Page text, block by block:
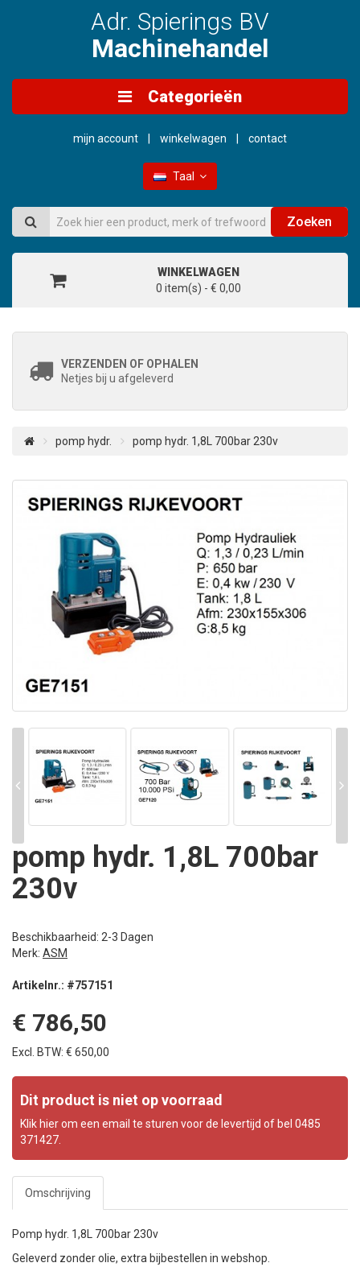
Adr. Spierings BV
Machinehandel
Categorieën
mijn account winkelwagen contact
Taal
Zoeken
WINKELWAGEN
0 item(s) - € 0,00
VERZENDEN OF OPHALEN
Netjes bij u afgeleverd
pomp hydr. pomp hydr. 1,8L 700bar 230v
pomp hydr. 1,8L 700bar
230v
Beschikbaarheid: 2-3 Dagen
Merk: ASM
Artikelnr.: #757151
€ 786,50
Excl. BTW: € 650,00
Dit product is niet op voorraad
Klik hier om een email te sturen voor de levertijd of bel 0485
371427.
Omschrijving
Pomp hydr. 1,8L 700bar 230v
Geleverd zonder olie, extra bijbestellen in webshop.